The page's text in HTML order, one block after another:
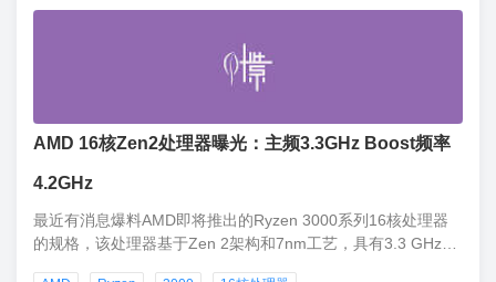
AMD 16核Zen2处理器曝光：主频3.3GHz Boost频率
4.2GHz
最近有消息爆料AMD即将推出的Ryzen 3000系列16核处理器
的规格，该处理器基于Zen 2架构和7nm工艺，具有3.3 GHz基